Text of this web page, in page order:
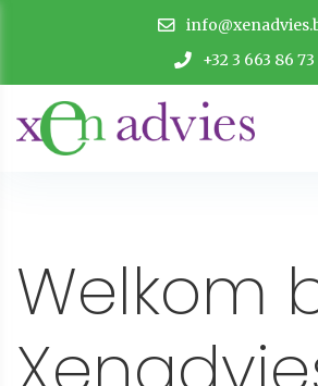
+32 3 663 86 73
Welkom